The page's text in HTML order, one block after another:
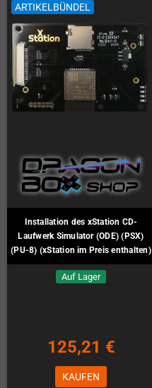
ARTIKELBÜNDEL
Installation des xStation CD-
Laufwerk Simulator (ODE) (PSX)
(PU-8) (xStation im Preis enthalten)
Auf Lager
125,21 €
KAUFEN